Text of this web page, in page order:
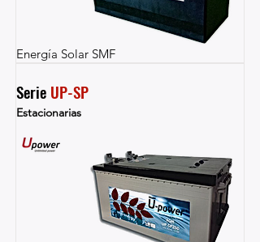
Energía Solar SMF
Serie UP-SP
Estacionarias